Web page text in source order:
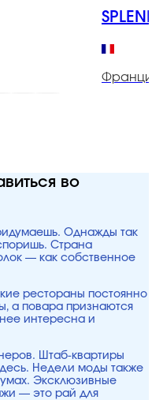
Франция
во
Однажды так
Страна
— как собственное
рестораны постоянно
а повара признаются
интересна и
Штаб-квартиры
Недели моды также
Эксклюзивные
— это рай для